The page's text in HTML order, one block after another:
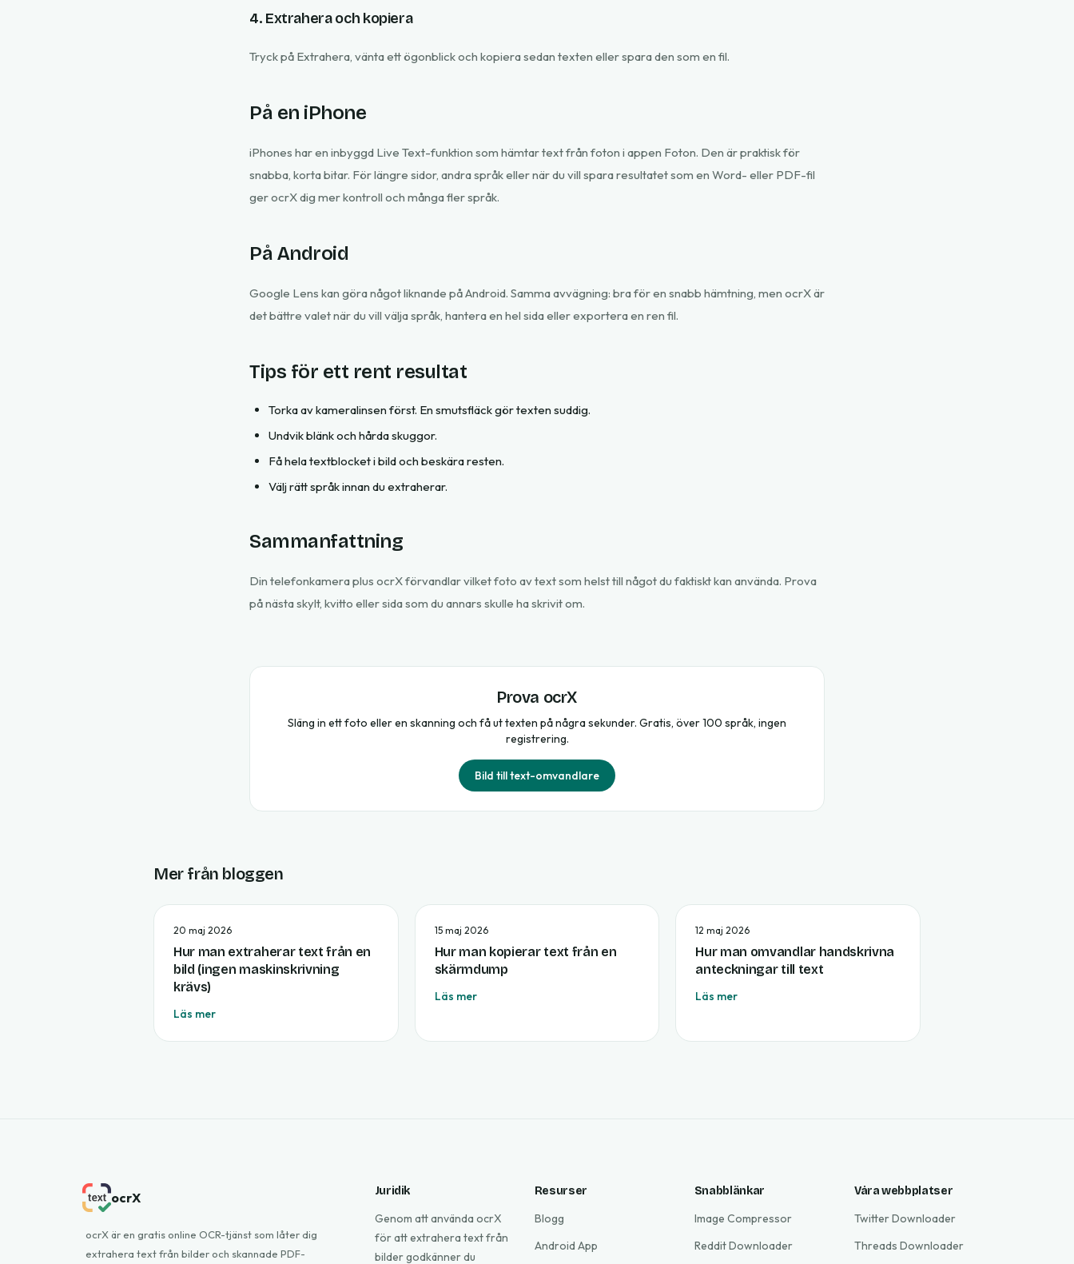
4. Extrahera och kopiera
Tryck på Extrahera, vänta ett ögonblick och kopiera sedan texten eller spara den som en fil.
På en iPhone
iPhones har en inbyggd Live Text-funktion som hämtar text från foton i appen Foton. Den är praktisk för
snabba, korta bitar. För längre sidor, andra språk eller när du vill spara resultatet som en Word- eller PDF-fil
ger ocrX dig mer kontroll och många fler språk.
På Android
Google Lens kan göra något liknande på Android. Samma avvägning: bra för en snabb hämtning, men ocrX är
det bättre valet när du vill välja språk, hantera en hel sida eller exportera en ren fil.
Tips för ett rent resultat
Torka av kameralinsen först. En smutsfläck gör texten suddig.
Undvik blänk och hårda skuggor.
Få hela textblocket i bild och beskära resten.
Välj rätt språk innan du extraherar.
Sammanfattning
Din telefonkamera plus ocrX förvandlar vilket foto av text som helst till något du faktiskt kan använda. Prova
på nästa skylt, kvitto eller sida som du annars skulle ha skrivit om.
Prova ocrX
Släng in ett foto eller en skanning och få ut texten på några sekunder. Gratis, över 100 språk, ingen
registrering.
Bild till text-omvandlare
Mer från bloggen
20 maj 2026
Hur man extraherar text från en
bild (ingen maskinskrivning
krävs)
Läs mer
15 maj 2026
Hur man kopierar text från en
skärmdump
Läs mer
12 maj 2026
Hur man omvandlar handskrivna
anteckningar till text
Läs mer
ocrX
ocrX är en gratis online OCR-tjänst som låter dig
extrahera text från bilder och skannade PDF-
Juridik
Genom att använda ocrX
för att extrahera text från
bilder godkänner du
Resurser
Blogg
Android App
Snabblänkar
Image Compressor
Reddit Downloader
Våra webbplatser
Twitter Downloader
Threads Downloader